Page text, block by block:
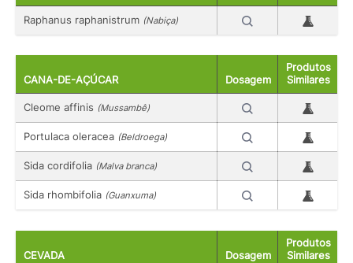
Raphanus raphanistrum (Nabiça)
CANA-DE-AÇÚCAR Dosagem
Produtos
Similares
Cleome affinis (Mussambê)
Portulaca oleracea (Beldroega)
Sida cordifolia (Malva branca)
Sida rhombifolia (Guanxuma)
CEVADA Dosagem
Produtos
Similares